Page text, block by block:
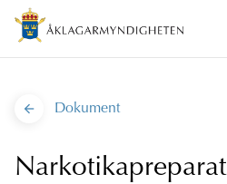
Dokument
Narkotikapreparat